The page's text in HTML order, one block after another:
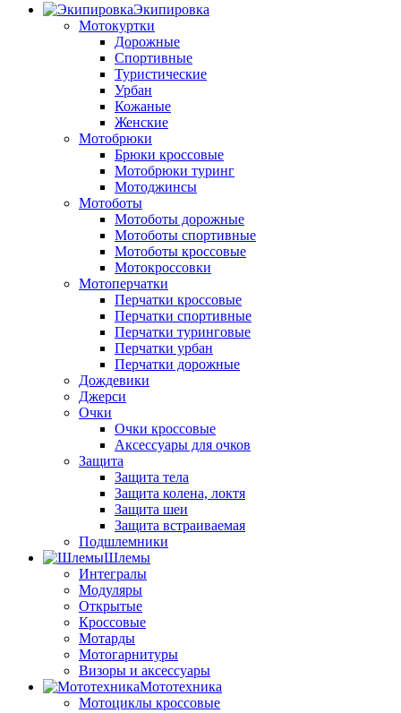
Экипировка
Мотокуртки
Дорожные
Спортивные
Туристические
Урбан
Кожаные
Женские
Мотобрюки
Брюки кроссовые
Мотобрюки туринг
Мотоджинсы
Мотоботы
Мотоботы дорожные
Мотоботы спортивные
Мотоботы кроссовые
Мотокроссовки
Мотоперчатки
Перчатки кроссовые
Перчатки спортивные
Перчатки туринговые
Перчатки урбан
Перчатки дорожные
Дождевики
Джерси
Очки
Очки кроссовые
Аксессуары для очков
Защита
Защита тела
Защита колена, локтя
Защита шеи
Защита встраиваемая
Подшлемники
Шлемы
Интегралы
Модуляры
Открытые
Кроссовые
Мотарды
Мотогарнитуры
Визоры и аксессуары
Мототехника
Мотоциклы кроссовые